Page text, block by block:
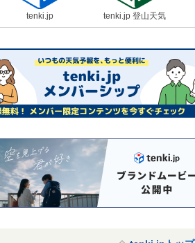
tenki.jp tenki.jp 登山天気